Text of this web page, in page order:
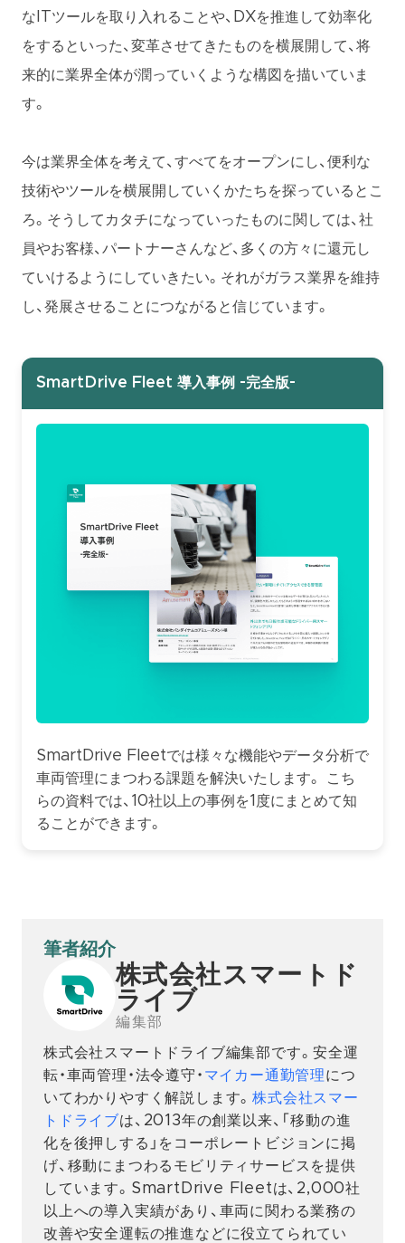
なITツールを取り入れることや、DXを推進して効率化
をするといった、変革させてきたものを横展開して、将
来的に業界全体が潤っていくような構図を描いていま
す。
今は業界全体を考えて、すべてをオープンにし、便利な
技術やツールを横展開していくかたちを探っているとこ
ろ。そうしてカタチになっていったものに関しては、社
員やお客様、パートナーさんなど、多くの方々に還元し
ていけるようにしていきたい。それがガラス業界を維持
し、発展させることにつながると信じています。
SmartDrive Fleet 導入事例 -完全版-
SmartDrive Fleetでは様々な機能やデータ分析で
車両管理にまつわる課題を解決いたします。 こち
らの資料では、10社以上の事例を1度にまとめて知
ることができます。
筆者紹介
株式会社スマートド
ライブ
編集部
株式会社スマートドライブ編集部です。安全運
転・車両管理・法令遵守・ マイカー通勤管理につ
いてわかりやすく解説します。株式会社スマー
トドライブは、2013年の創業以来、「移動の進
化を後押しする」をコーポレートビジョンに掲
げ、移動にまつわるモビリティサービスを提供
しています。SmartDrive Fleetは、2,000社
以上への導入実績があり、車両に関わる業務の
改善や安全運転の推進などに役立てられてい